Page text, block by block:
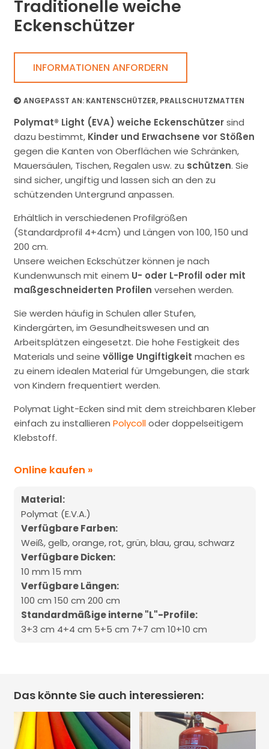
Traditionelle weiche
Eckenschützer
INFORMATIONEN ANFORDERN
ANGEPASST AN: KANTENSCHÜTZER, PRALLSCHUTZMATTEN
Polymat® Light (EVA) weiche Eckenschützersind
dazu bestimmt, Kinder und Erwachsene vor Stößen
gegen die Kanten von Oberflächen wie Schränken,
Mauersäulen, Tischen, Regalen usw. zu schützen. Sie
sind sicher, ungiftig und lassen sich an den zu
schützenden Untergrund anpassen.
Erhältlich in verschiedenen Profilgrößen
(Standardprofil 4+4cm) und Längen von 100, 150 und
200 cm.
Unsere weichen Eckschützer können je nach
Kundenwunsch mit einem U- oder L-Profil oder mit
maßgeschneiderten Profilen versehen werden.
Sie werden häufig in Schulen aller Stufen,
Kindergärten, im Gesundheitswesen und an
Arbeitsplätzen eingesetzt. Die hohe Festigkeit des
Materials und seine völlige Ungiftigkeit machen es
zu einem idealen Material für Umgebungen, die stark
von Kindern frequentiert werden.
Polymat Light-Ecken sind mit dem streichbaren Kleber
einfach zu installieren Polycolloder doppelseitigem
Klebstoff.
Online kaufen »
Material:
Polymat (E.V.A.)
Verfügbare Farben:
Weiß, gelb, orange, rot, grün, blau, grau, schwarz
Verfügbare Dicken:
10 mm 15 mm
Verfügbare Längen:
100 cm 150 cm 200 cm
Standardmäßige interne "L"-Profile:
3+3 cm 4+4 cm 5+5 cm 7+7 cm 10+10 cm
Das könnte Sie auch interessieren: